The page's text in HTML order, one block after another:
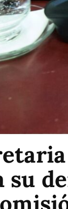
su